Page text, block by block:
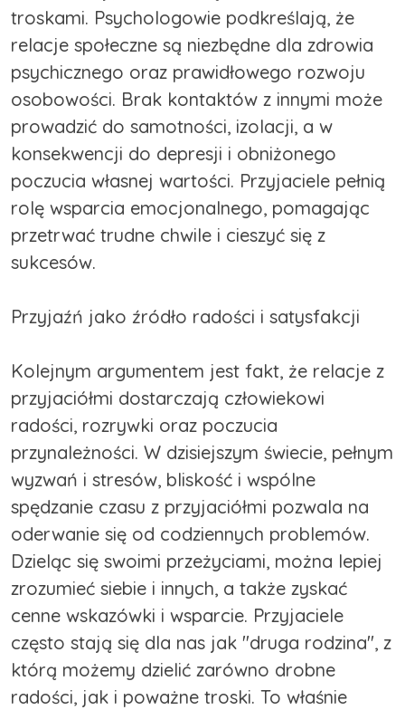
troskami. Psychologowie podkreślają, że
relacje społeczne są niezbędne dla zdrowia
psychicznego oraz prawidłowego rozwoju
osobowości. Brak kontaktów z innymi może
prowadzić do samotności, izolacji, a w
konsekwencji do depresji i obniżonego
poczucia własnej wartości. Przyjaciele pełnią
rolę wsparcia emocjonalnego, pomagając
przetrwać trudne chwile i cieszyć się z
sukcesów.
Przyjaźń jako źródło radości i satysfakcji
Kolejnym argumentem jest fakt, że relacje z
przyjaciółmi dostarczają człowiekowi
radości, rozrywki oraz poczucia
przynależności. W dzisiejszym świecie, pełnym
wyzwań i stresów, bliskość i wspólne
spędzanie czasu z przyjaciółmi pozwala na
oderwanie się od codziennych problemów.
Dzieląc się swoimi przeżyciami, można lepiej
zrozumieć siebie i innych, a także zyskać
cenne wskazówki i wsparcie. Przyjaciele
często stają się dla nas jak "druga rodzina", z
którą możemy dzielić zarówno drobne
radości, jak i poważne troski. To właśnie